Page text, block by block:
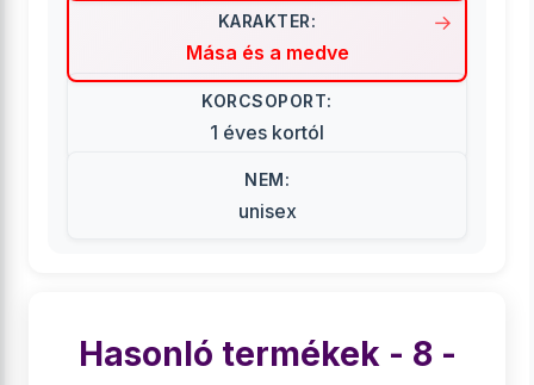
KARAKTER:
Mása és a medve
KORCSOPORT:
1 éves kortól
NEM:
unisex
Hasonló termékek - 8 -